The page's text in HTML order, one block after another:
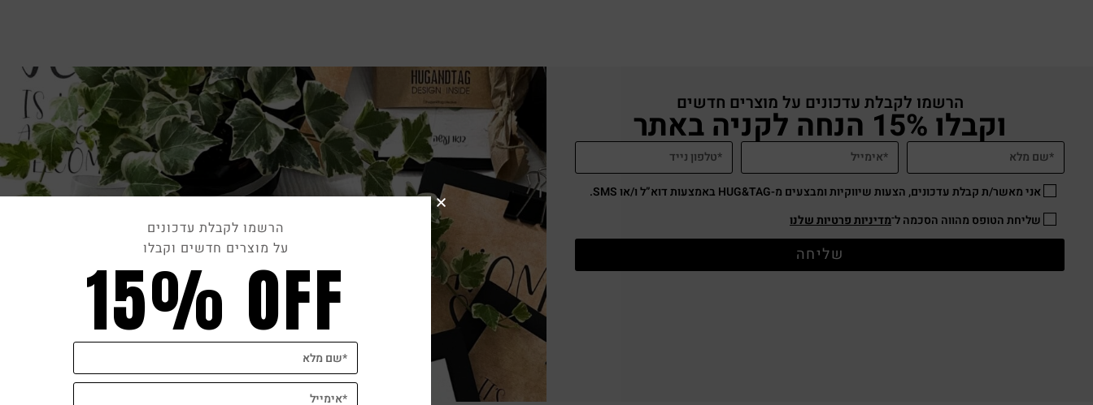
הרשמו לקבלת עדכונים על מוצרים חדשים
וקבלו 15% הנחה לקניה באתר
אני מאשר/ת קבלת עדכונים, הצעות שיווקיות ומבצעים מ-HUG&TAG באמצעות דוא”ל ו/או SMS.
שליחת הטופס מהווה הסכמה ל־מדיניות פרטיות שלנו
שליחה
הרשמו לקבלת עדכונים
על מוצרים חדשים וקבלו
15% OFF